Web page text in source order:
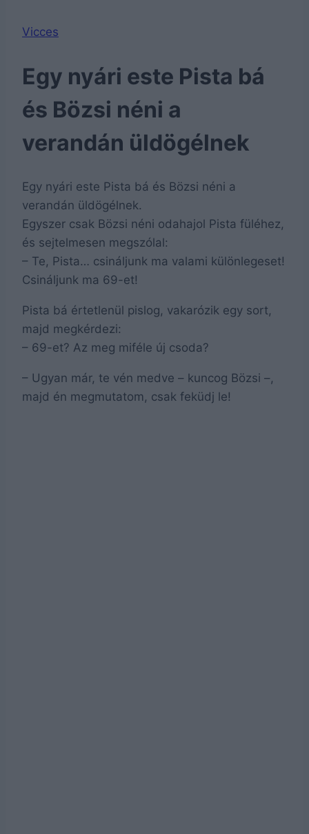
Vicces
Egy nyári este Pista bá
és Bözsi néni a
verandán üldögélnek
Egy nyári este Pista bá és Bözsi néni a
verandán üldögélnek.
Egyszer csak Bözsi néni odahajol Pista füléhez,
és sejtelmesen megszólal:
– Te, Pista… csináljunk ma valami különlegeset!
Csináljunk ma 69-et!
Pista bá értetlenül pislog, vakarózik egy sort,
majd megkérdezi:
– 69-et? Az meg miféle új csoda?
– Ugyan már, te vén medve – kuncog Bözsi –,
majd én megmutatom, csak feküdj le!